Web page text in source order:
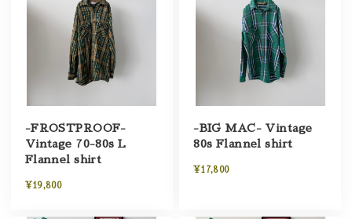
-FROSTPROOF-
Vintage 70-80s L
Flannel shirt
¥19,800
-BIG MAC- Vintage
80s Flannel shirt
¥17,800